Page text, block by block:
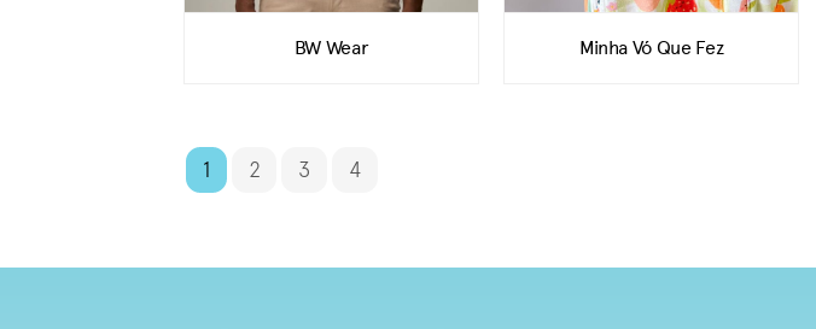
BW Wear Minha Vó Que Fez
1 2 3 4